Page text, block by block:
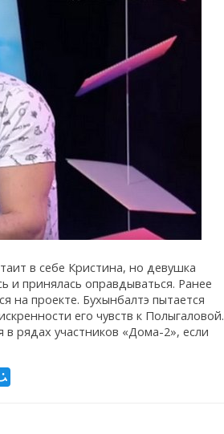
в себе Кристина, но девушка
и принялась оправдываться. Ранее
на проекте. Бухынбалтэ пытается
его чувств к Полыгаловой.
рядах участников «Дома-2», если